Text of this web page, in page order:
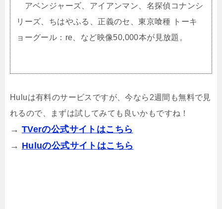
アベンジャーズ、アイアンマン、名探偵コナンシ
リーズ、ちはやふる、正義のセ、東京喰種 トーキ
ョーグール：re、など映像50,000本が見放題。
Huluは有料のサービスですが、今なら2週間も無料で見
れるので、まずは試してみても良いかもですね！
→ TVerの公式サイトはこちら
→ Huluの公式サイトはこちら